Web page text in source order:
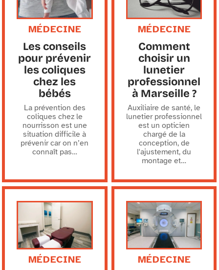
MÉDECINE
Les conseils
pour prévenir
les coliques
chez les
bébés
La prévention des
coliques chez le
nourrisson est une
situation difficile à
prévenir car on n’en
connaît pas…
MÉDECINE
Comment
choisir un
lunetier
professionnel
à Marseille ?
Auxiliaire de santé, le
lunetier professionnel
est un opticien
chargé de la
conception, de
l'ajustement, du
montage et…
MÉDECINE MÉDECINE